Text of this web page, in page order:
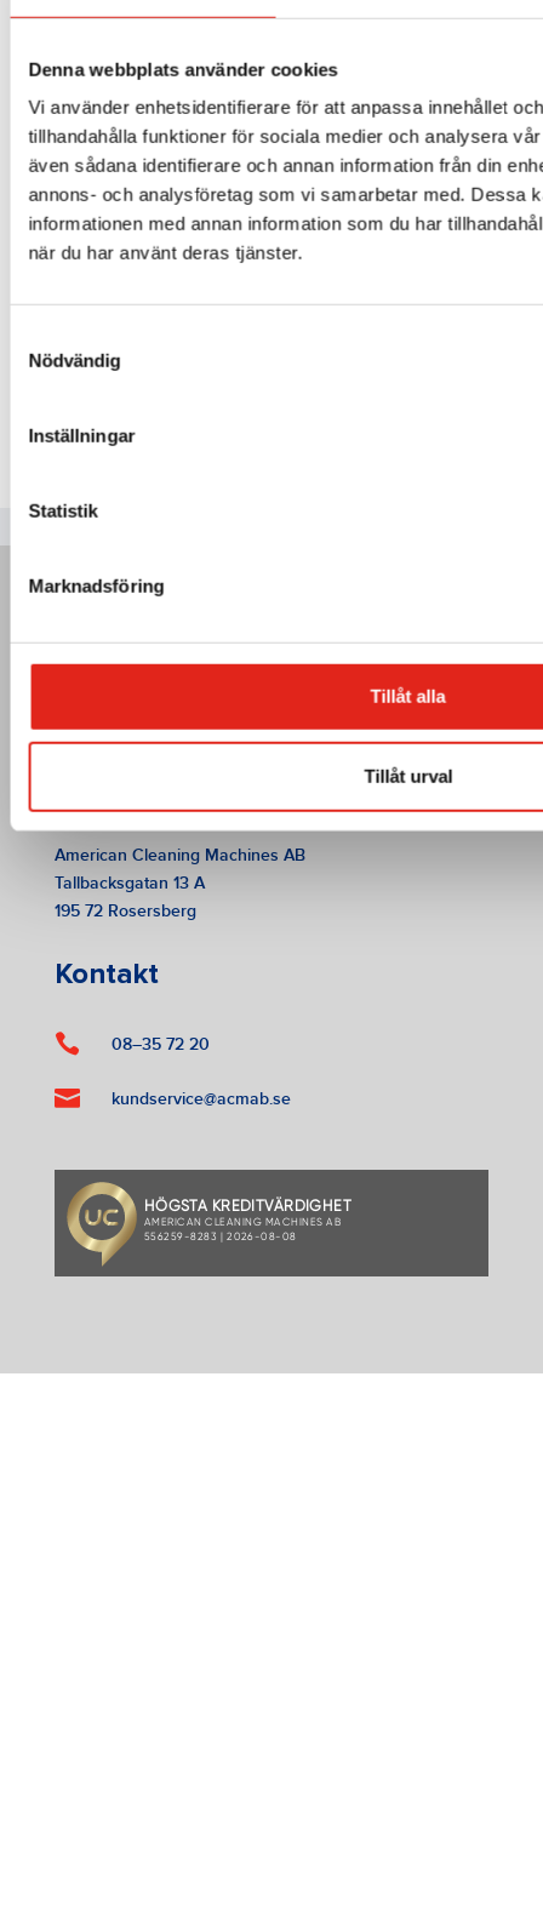
Denna webbplats använder cookies
Vi använder enhetsidentifierare för att anpassa innehållet
tillhandahålla funktioner för sociala medier och analysera
även sådana identifierare och annan information från din
annons- och analysföretag som vi samarbetar med. Dessa
informationen med annan information som du har
när du har använt deras tjänster.
Nödvändig
Inställningar
Statistik
Marknadsföring
Tillåt alla
Tillåt urval
BP339 – Frontblad
American Cleaning Machines AB
Tallbacksgatan 13 A
195 72 Rosersberg
Kontakt
 08–35 72 20
 kundservice@acmab.se